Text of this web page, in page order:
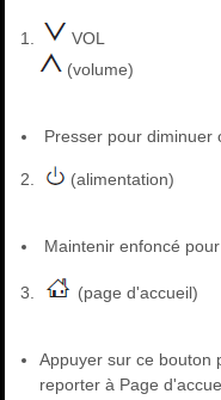
VOL
(volume)
Presser pour diminuer
(alimentation)
Maintenir enfoncé
(page d'accueil)
Appuyer sur ce bouton
reporter à Page